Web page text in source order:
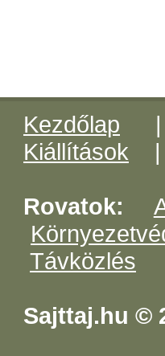
Kezdőlap
Kiállítások
Rovatok:
Távközlés
Sajttaj.hu ©